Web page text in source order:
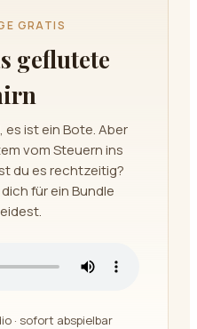
GRATIS
geflutete
es ist ein Bote. Aber
vom Steuern ins
du es rechtzeitig?
für ein Bundle
· sofort abspielbar